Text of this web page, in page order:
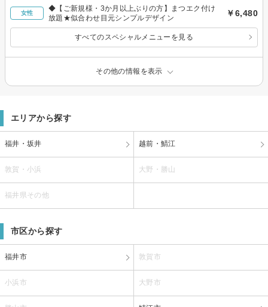
女性
◆【ご新規様・3か月以上ぶりの方】まつエク付け
放題★似合わせ目元シンプルデザイン
￥6,480
すべてのスペシャルメニューを見る
その他の情報を表示
エリアから探す
福井・坂井 越前・鯖江
敦賀・小浜 大野・勝山
福井県その他
市区から探す
福井市 敦賀市
小浜市 大野市